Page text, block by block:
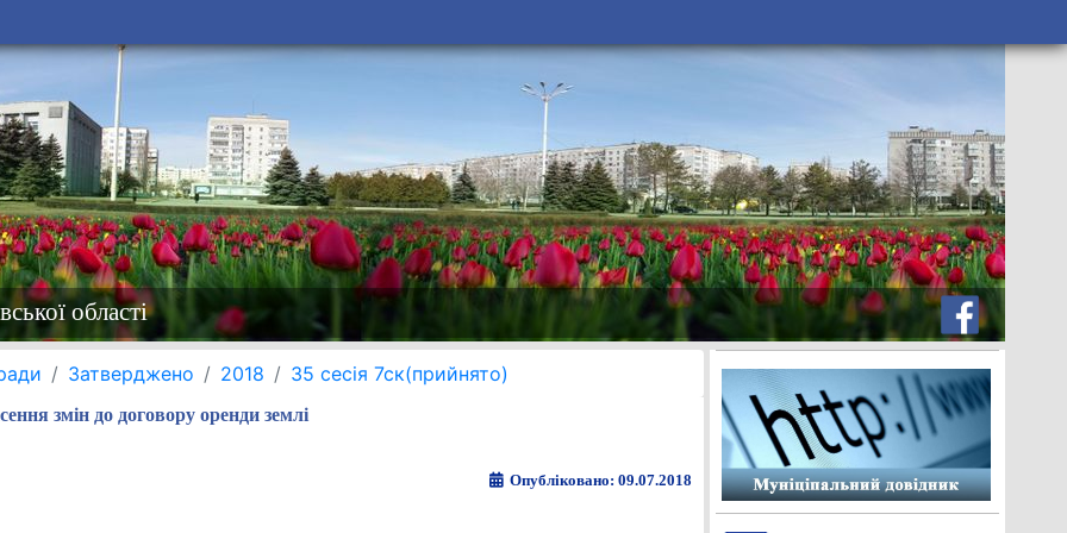
області
Затверджено 2018 35 сесія 7ск(прийнято)
змін до договору оренди землі
Опубліковано: 09.07.2018